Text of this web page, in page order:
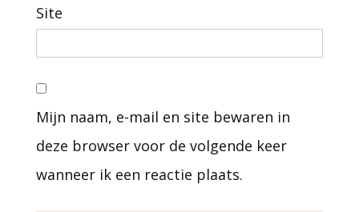
Site
Mijn naam, e-mail en site bewaren in
deze browser voor de volgende keer
wanneer ik een reactie plaats.